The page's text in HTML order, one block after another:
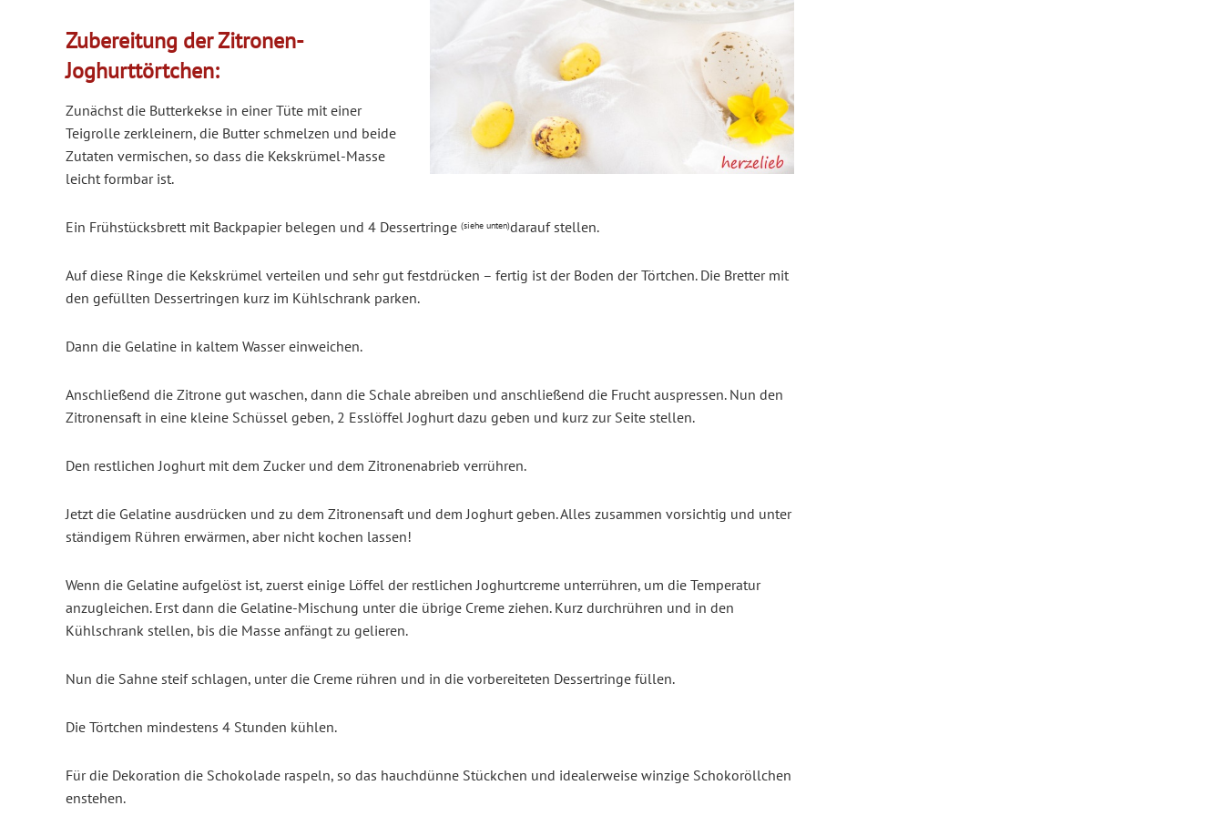
Zubereitung der Zitronen-
Joghurttörtchen:
Zunächst die Butterkekse in einer Tüte mit einer
Teigrolle zerkleinern, die Butter schmelzen und beide
Zutaten vermischen, so dass die Kekskrümel-Masse
leicht formbar ist.
Ein Frühstücksbrett mit Backpapier belegen und 4 Dessertringe (siehe unten)darauf stellen.
Auf diese Ringe die Kekskrümel verteilen und sehr gut festdrücken – fertig ist der Boden der Törtchen. Die Bretter mit
den gefüllten Dessertringen kurz im Kühlschrank parken.
Dann die Gelatine in kaltem Wasser einweichen.
Anschließend die Zitrone gut waschen, dann die Schale abreiben und anschließend die Frucht auspressen. Nun den
Zitronensaft in eine kleine Schüssel geben, 2 Esslöffel Joghurt dazu geben und kurz zur Seite stellen.
Den restlichen Joghurt mit dem Zucker und dem Zitronenabrieb verrühren.
Jetzt die Gelatine ausdrücken und zu dem Zitronensaft und dem Joghurt geben. Alles zusammen vorsichtig und unter
ständigem Rühren erwärmen, aber nicht kochen lassen!
Wenn die Gelatine aufgelöst ist, zuerst einige Löffel der restlichen Joghurtcreme unterrühren, um die Temperatur
anzugleichen. Erst dann die Gelatine-Mischung unter die übrige Creme ziehen. Kurz durchrühren und in den
Kühlschrank stellen, bis die Masse anfängt zu gelieren.
Nun die Sahne steif schlagen, unter die Creme rühren und in die vorbereiteten Dessertringe füllen.
Die Törtchen mindestens 4 Stunden kühlen.
Für die Dekoration die Schokolade raspeln, so das hauchdünne Stückchen und idealerweise winzige Schokoröllchen
enstehen.